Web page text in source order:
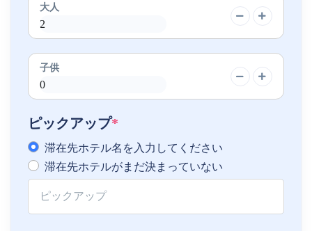
大人
子供
ピックアップ*
滞在先ホテル名を入力してください
滞在先ホテルがまだ決まっていない